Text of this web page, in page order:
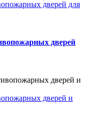
дверей для
дверей
дверей и